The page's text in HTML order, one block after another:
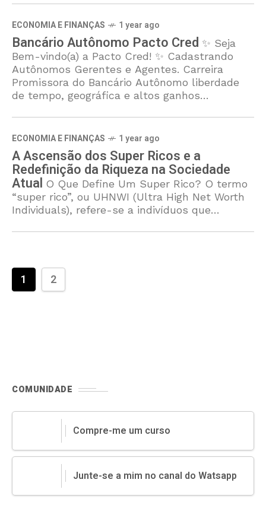
ECONOMIA E FINANÇAS 1 year ago
Bancário Autônomo Pacto Cred ✨ Seja
Bem-vindo(a) a Pacto Cred! ✨ Cadastrando
Autônomos Gerentes e Agentes. Carreira
Promissora do Bancário Autônomo liberdade
de tempo, geográfica e altos ganhos
soluções
ECONOMIA E FINANÇAS
1 year ago
A Ascensão dos Super Ricos e a
Redefinição da Riqueza na Sociedade
Atual O Que Define Um Super Rico? O termo
“super rico”, ou UHNWI (Ultra High Net Worth
Individuals), refere-se a indivíduos que
milhões de dólares.
1 2
COMUNIDADE
Compre-me um curso
Junte-se a mim no canal do Watsapp